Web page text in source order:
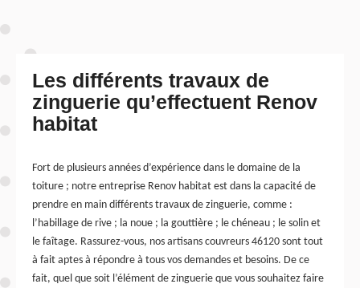
Les différents travaux de
zinguerie qu’effectuent Renov
habitat
Fort de plusieurs années d’expérience dans le domaine de la
toiture ; notre entreprise Renov habitat est dans la capacité de
prendre en main différents travaux de zinguerie, comme :
l’habillage de rive ; la noue ; la gouttière ; le chéneau ; le solin et
le faîtage. Rassurez-vous, nos artisans couvreurs 46120 sont tout
à fait aptes à répondre à tous vos demandes et besoins. De ce
fait, quel que soit l’élément de zinguerie que vous souhaitez faire